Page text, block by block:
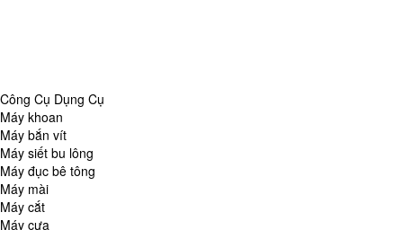
Công Cụ Dụng Cụ
Máy khoan
Máy bắn vít
Máy siết bu lông
Máy đục bê tông
Máy mài
Máy cắt
Máy cưa